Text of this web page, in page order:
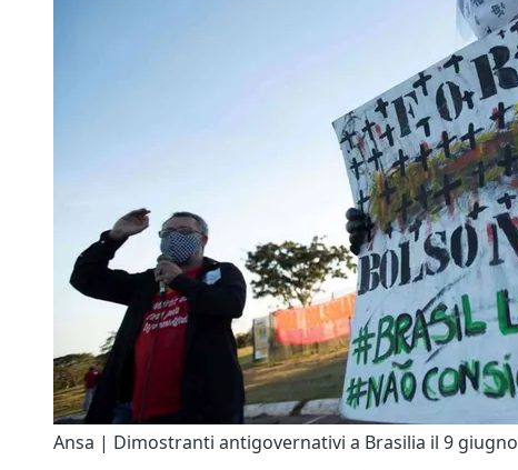
Ansa | Dimostranti antigovernativi a Brasilia il 9 giugno